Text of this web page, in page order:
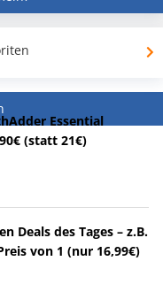
Essential
(statt 21€)
Deals des Tages – z.B.
von 1 (nur 16,99€)